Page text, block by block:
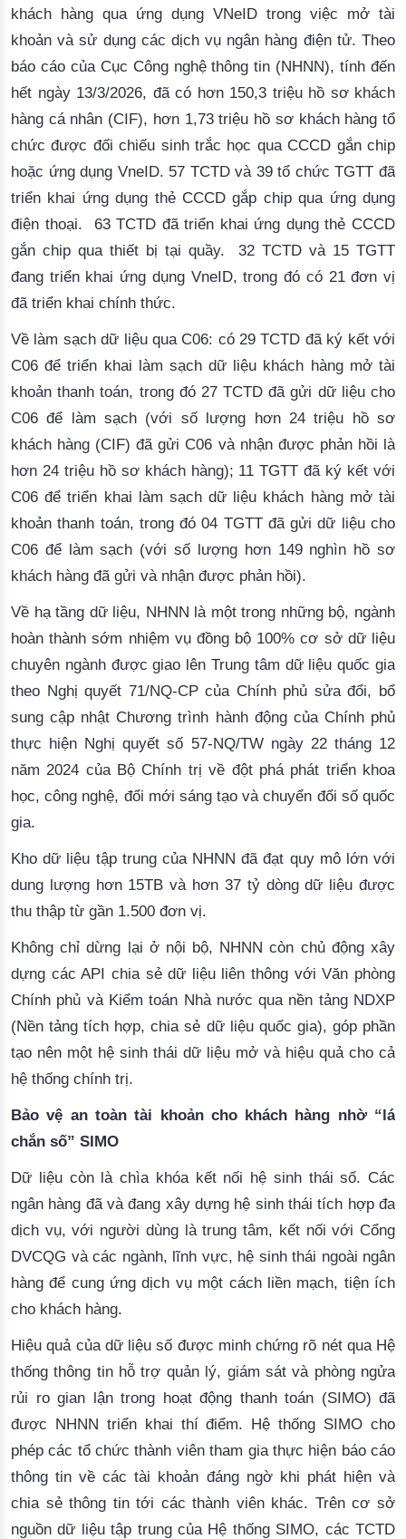
khách hàng qua ứng dụng VNeID trong việc mở tài
khoản và sử dụng các dịch vụ ngân hàng điện tử. Theo
báo cáo củaCục Công nghệ thông tin (NHNN), tính đến
hết ngày 13/3/2026, đã có hơn 150,3 triệu hồ sơ khách
hàng cá nhân (CIF), hơn 1,73 triệu hồ sơ khách hàng tổ
chức được đối chiếu sinh trắc học qua CCCD gắn chip
hoặc ứng dụng VneID. 57 TCTD và 39 tổ chức TGTT đã
triển khai ứng dụng thẻ CCCD gắp chip qua ứng dụng
điện thoại. 63 TCTD đã triển khai ứng dụng thẻ CCCD
gắn chip qua thiết bị tại quầy. 32 TCTD và 15 TGTT
đang triển khai ứng dụng VneID, trong đó có 21 đơn vị
đã triển khai chính thức.
Về làm sạch dữ liệu qua C06: có 29 TCTD đã ký kết với
C06 để triển khai làm sạch dữ liệu khách hàng mở tài
khoản thanh toán, trong đó 27 TCTD đã gửi dữ liệu cho
C06 để làm sạch (với số lượng hơn 24 triệu hồ sơ
khách hàng (CIF) đã gửi C06 và nhận được phản hồi là
hơn 24 triệu hồ sơ khách hàng); 11 TGTT đã ký kết với
C06 để triển khai làm sạch dữ liệu khách hàng mở tài
khoản thanh toán, trong đó 04 TGTT đã gửi dữ liệu cho
C06 để làm sạch (với số lượng hơn 149 nghìn hồ sơ
khách hàng đã gửi và nhận được phản hồi).
Về hạ tầng dữ liệu, NHNN là một trong những bộ, ngành
hoàn thành sớm nhiệm vụ đồng bộ 100% cơ sở dữ liệu
chuyên ngành được giao lên Trung tâm dữ liệu quốc gia
theo Nghị quyết 71/NQ-CP của Chính phủ sửa đổi, bổ
sung cập nhật Chương trình hành động của Chính phủ
thực hiện Nghị quyết số 57-NQ/TW ngày 22 tháng 12
năm 2024 của Bộ Chính trị về đột phá phát triển khoa
học, công nghệ, đổi mới sáng tạo và chuyển đổi số quốc
gia.
Kho dữ liệu tập trung của NHNN đã đạt quy mô lớn với
dung lượng hơn 15TB và hơn 37 tỷ dòng dữ liệu được
thu thập từ gần 1.500 đơn vị.
Không chỉ dừng lại ở nội bộ, NHNN còn chủ động xây
dựng các API chia sẻ dữ liệu liên thông với Văn phòng
Chính phủ và Kiểm toán Nhà nước qua nền tảng NDXP
(Nền tảng tích hợp, chia sẻ dữ liệu quốc gia), góp phần
tạo nên một hệ sinh thái dữ liệu mở và hiệu quả cho cả
hệ thống chính trị.
Bảo vệ an toàn tài khoản cho khách hàng nhờ “lá
chắn số” SIMO
Dữ liệu còn là chìa khóa kết nối hệ sinh thái số. Các
ngân hàng đã và đang xây dựng hệ sinh thái tích hợp đa
dịch vụ, với người dùng là trung tâm, kết nối với Cổng
DVCQG và các ngành, lĩnh vực, hệ sinh thái ngoài ngân
hàng để cung ứng dịch vụ một cách liền mạch, tiện ích
cho khách hàng.
Hiệu quả của dữ liệu số được minh chứng rõ nét qua Hệ
thống thông tin hỗ trợ quản lý, giám sát và phòng ngửa
rủi ro gian lận trong hoạt động thanh toán (SIMO) đã
được NHNN triển khai thí điểm. Hệ thống SIMO cho
phép các tổ chức thành viên tham gia thực hiện báo cáo
thông tin về các tài khoản đáng ngờ khi phát hiện và
chia sẻ thông tin tới các thành viên khác. Trên cơ sở
nguồn dữ liệu tập trung của Hệ thống SIMO, các TCTD